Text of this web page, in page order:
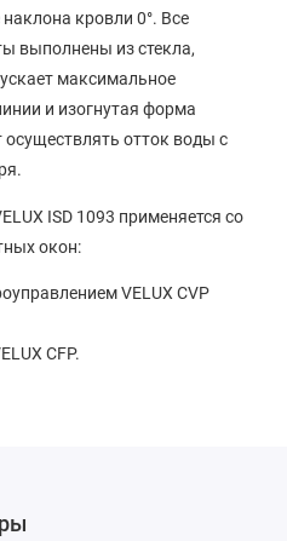
кровли 0°. Все
выполнены из стекла,
максимальное
и изогнутая форма
отток воды с
ISD 1093 применяется со
окон:
VELUX CVP
CFP.
модели зенитных окон